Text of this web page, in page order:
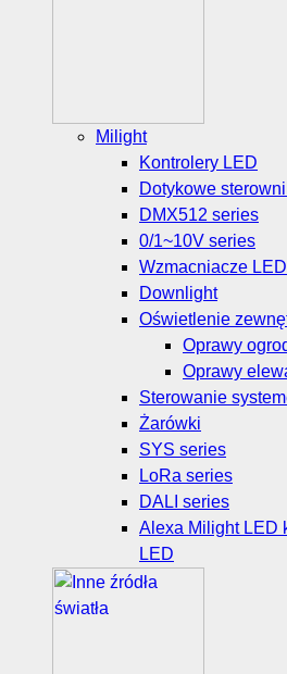
Milight
Kontrolery LED
Dotykowe
DMX512 series
0/1~10V series
Wzmacniacze LED
Downlight
Oświetlenie
Oprawy
Oprawy
Sterowanie
Żarówki
SYS series
LoRa series
DALI series
Alexa Milight LED
LED